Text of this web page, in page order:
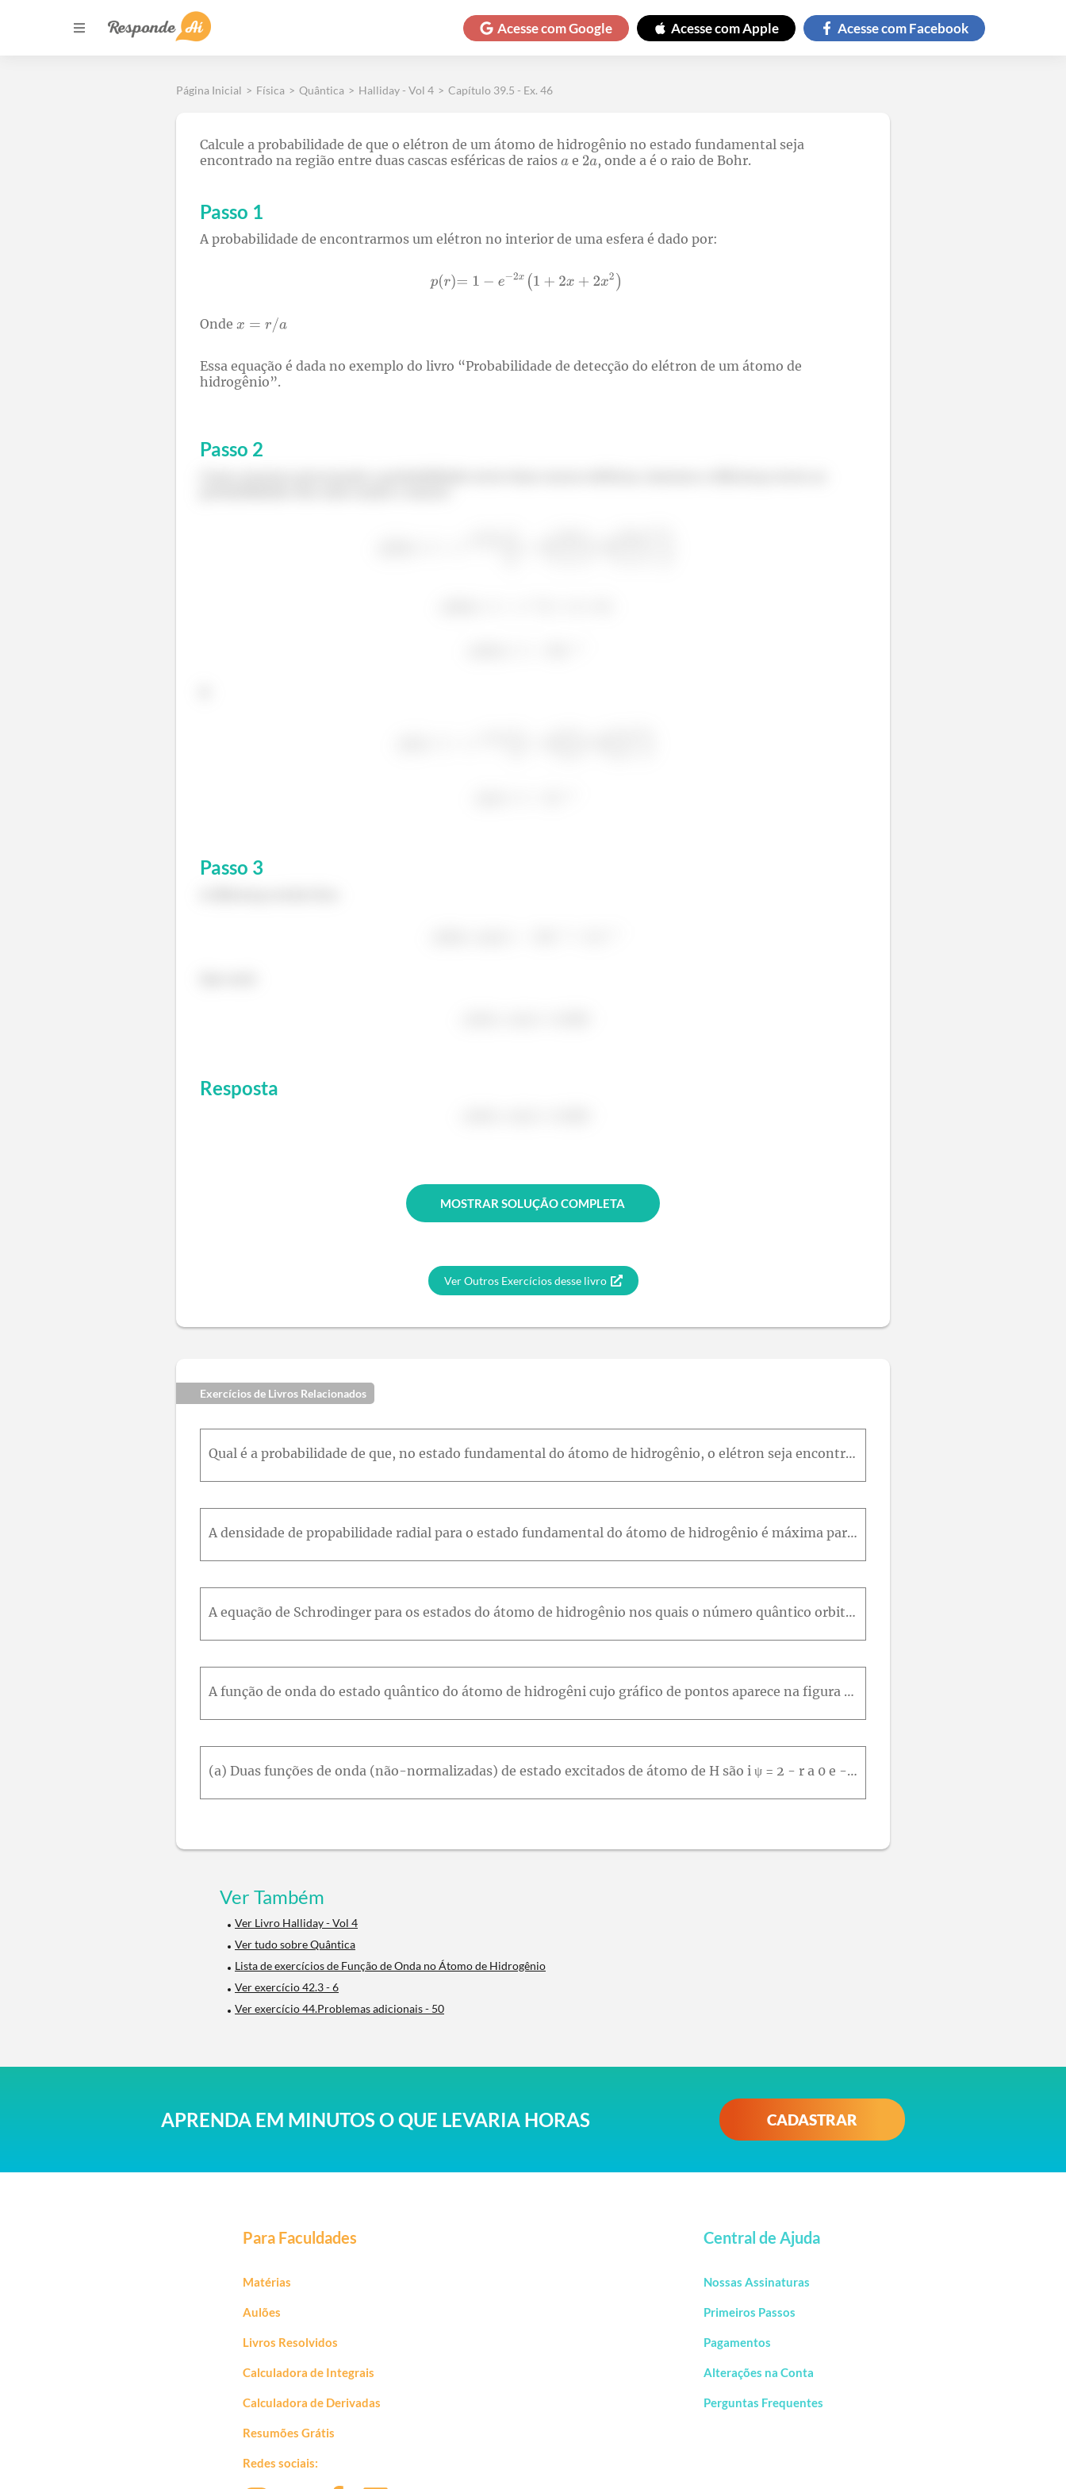
Acesse comGoogle Acesse comApple Acesse comFacebook
Página Inicial > Física > Quântica > Halliday - Vol 4 > Capítulo 39.5 - Ex. 46
Calcule a probabilidade de que o elétron de um átomo de hidrogênio no estado fundamental seja
encontrado na região entre duas cascas esféricas de raios
e , onde a é o raio de Bohr.
Passo 1
A probabilidade de encontrarmos um elétron no interior de uma esfera é dado por:
Onde
Essa equação é dada no exemplo do livro “Probabilidade de detecção do elétron de um átomo de
hidrogênio”.
Passo 2
Passo 3
Resposta
MOSTRAR SOLUÇÃO COMPLETA
Ver Outros Exercícios desse livro
Exercícios de Livros Relacionados
Qual é a probabilidade de que, no estado fundamental do átomo de hidrogênio, o elétron seja encontrado a uma distância de núcleo maior que o raio de Bohr?
A densidade de propabilidade radial para o estado fundamental do átomo de hidrogênio é máxima para r = a , onde a é o raio de Bohr. Mostre qye o valor médio de r , definido como r m é d = ∫ P rrd r é
A equação de Schrodinger para os estados do átomo de hidrogênio nos quais o número quântico orbital λ é zero é 1 r 2 d d r r 2 d ψ d r + 8 π 2 m h 2 E - U ( r ) ψ = 0 Verifique que a equação 39-39, qu
A função de onda do estado quântico do átomo de hidrogêni cujo gráfico de pontos aparece na figura 39-21, para qual n = 2 e λ = m λ = 0 , é ψ 200 r = 1 4 2 π a - 3 2 2 - r a e - r 2 a onde a é o raio
(a) Duas funções de onda (não-normalizadas) de estado excitados de átomo de H são i ψ = 2 - r a 0 e - r a 0i iψ = rs e n θ c o s ϕe - r 2 a 0 Normalize as duas funções. (b) Confirme que essas duas fun
Ver Também
Ver Livro Halliday - Vol 4
Ver tudo sobre Quântica
Lista de exercícios de Função de Onda no Átomo de Hidrogênio
Ver exercício 42.3 - 6
Ver exercício 44.Problemas adicionais - 50
APRENDA EM MINUTOS O QUE LEVARIA HORAS CADASTRAR
Para Faculdades
Matérias
Aulões
Livros Resolvidos
Calculadora de Integrais
Calculadora de Derivadas
Resumões Grátis
Redes sociais:
Central de Ajuda
Nossas Assinaturas
Primeiros Passos
Pagamentos
Alterações na Conta
Perguntas Frequentes